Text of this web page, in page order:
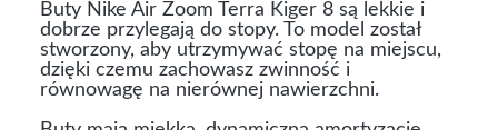
Buty Nike Air Zoom Terra Kiger 8 są lekkie i
dobrze przylegają do stopy. To model został
stworzony, aby utrzymywać stopę na miejscu,
dzięki czemu zachowasz zwinność i
równowagę na nierównej nawierzchni.